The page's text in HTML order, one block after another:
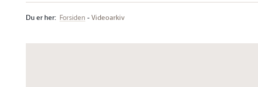
Du er her: Forsiden Videoarkiv